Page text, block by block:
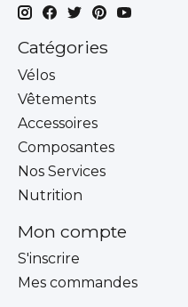
Catégories
Vélos
Vêtements
Accessoires
Composantes
Nos Services
Nutrition
Mon compte
S'inscrire
Mes commandes